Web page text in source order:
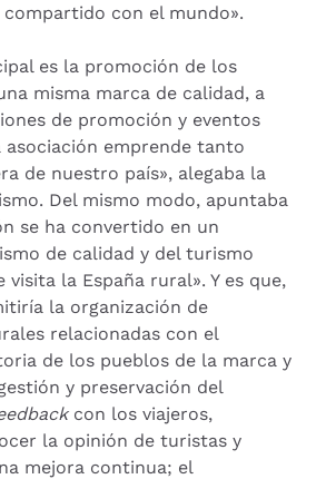
con el mundo».
es la promoción de los
misma marca de calidad, a
de promoción y eventos
emprende tanto
de nuestro país», alegaba la
Del mismo modo, apuntaba
se ha convertido en un
de calidad y del turismo
la España rural». Y es que,
la organización de
relacionadas con el
de los pueblos de la marca y
y preservación del
con los viajeros,
la opinión de turistas y
mejora continua; el